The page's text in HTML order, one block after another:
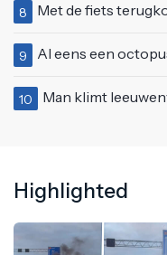
8 Met de fiets
9 Al eens een
10 Man klimt
Highlighted